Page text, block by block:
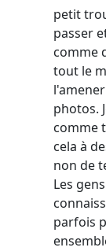
petit
passer
comme
tout le
photos.
comme
cela à
non de
Les
parfois